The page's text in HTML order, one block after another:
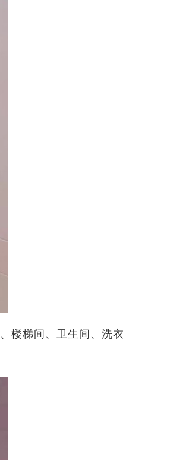
、 楼梯间 、 卫生间 、 洗衣